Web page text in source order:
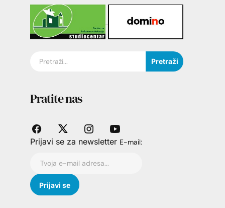
Pretraži
Pratite nas
Prijavi se za newsletter E-mail: